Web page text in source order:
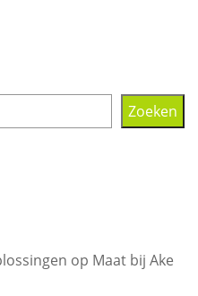
Zoeken
op Maat bij Ake